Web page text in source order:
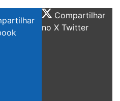
Compartilhar
no X Twitter